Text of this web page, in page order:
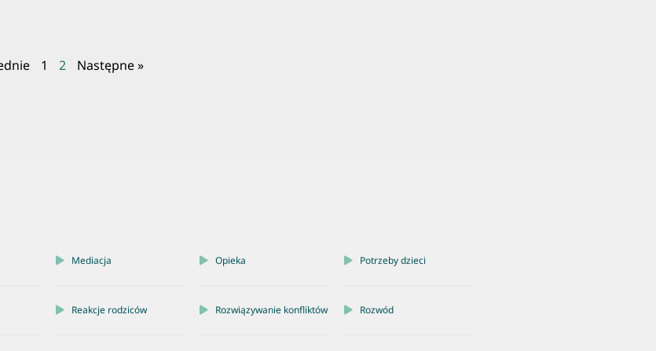
1 2 Następne »
Mediacja Opieka Potrzeby dzieci
Reakcje rodziców Rozwiązywanie konfliktów Rozwód